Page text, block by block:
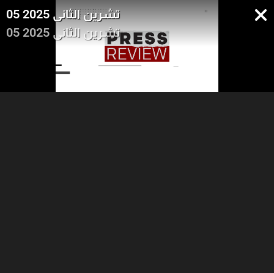
05 تشرين الثاني 2025
05 تشرين الثاني 2025